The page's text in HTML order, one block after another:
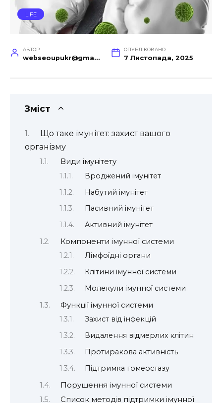
LIFE
АВТОР
webseoupukr@gmail.com
ОПУБЛІКОВАНО
7 Листопада, 2025
Зміст
Що таке імунітет: захист вашого
організму
Види імунітету
Вроджений імунітет
Набутий імунітет
Пасивний імунітет
Активний імунітет
Компоненти імунної системи
Лімфоїдні органи
Клітини імунної системи
Молекули імунної системи
Функції імунної системи
Захист від інфекцій
Видалення відмерлих клітин
Протиракова активність
Підтримка гомеостазу
Порушення імунної системи
Список методів підтримки імунної